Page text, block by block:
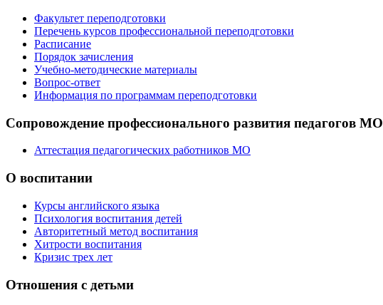
Факультет переподготовки
Перечень курсов профессиональной переподготовки
Расписание
Порядок зачисления
Учебно-методические материалы
Вопрос-ответ
Информация по программам переподготовки
Сопровождение профессионального развития педагогов МО
Аттестация педагогических работников МО
О воспитании
Курсы английского языка
Психология воспитания детей
Авторитетный метод воспитания
Хитрости воспитания
Кризис трех лет
Отношения с детьми